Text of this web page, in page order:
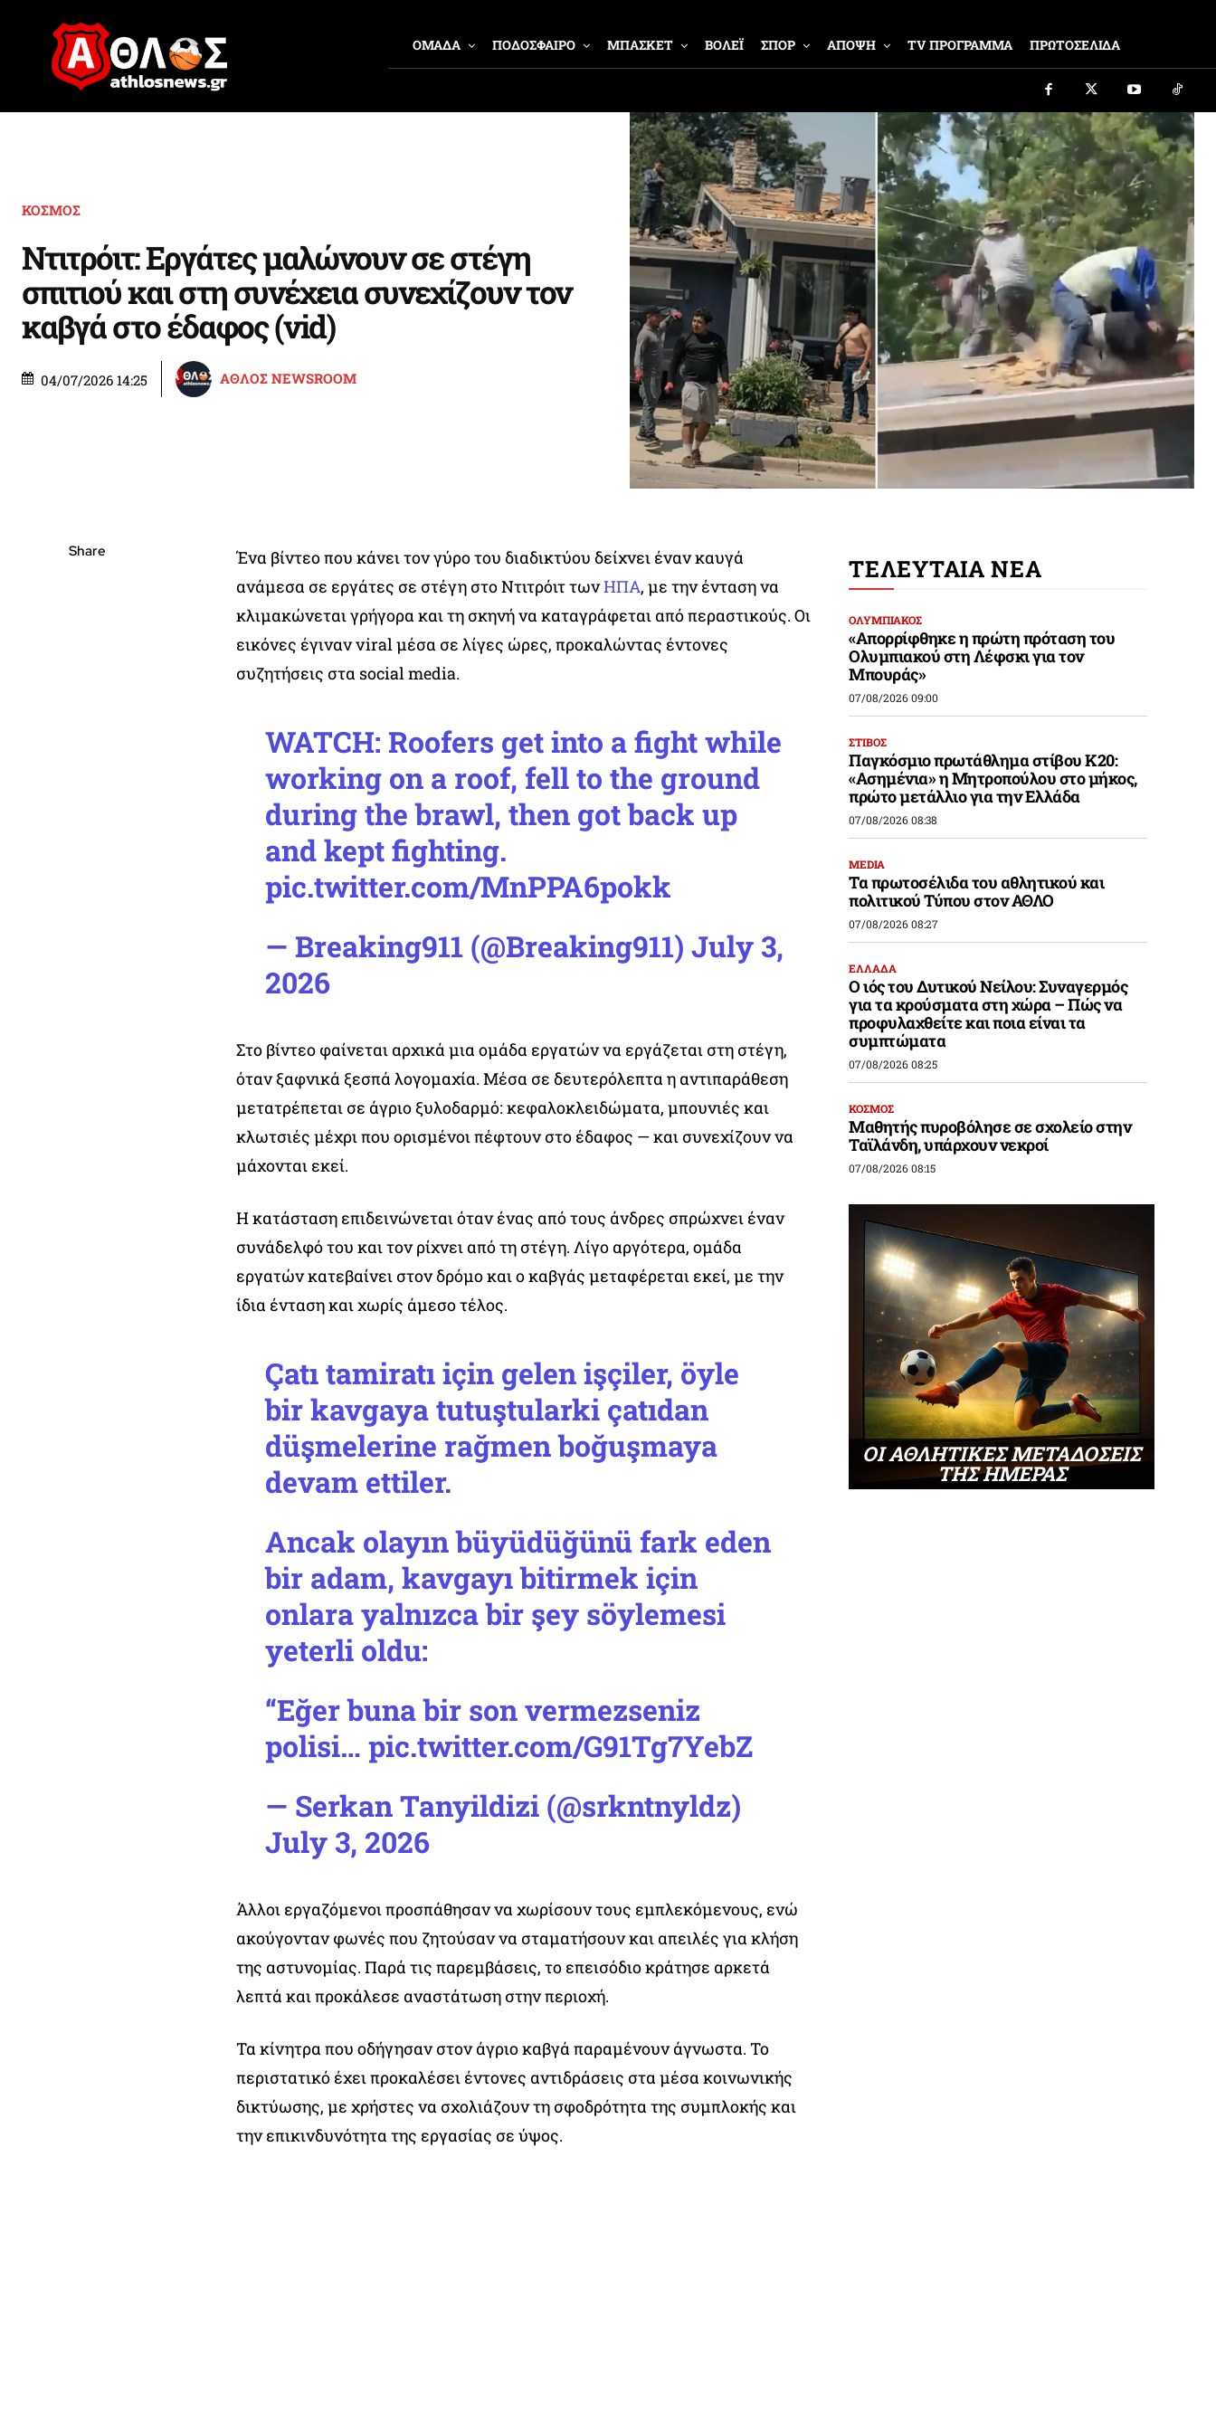
ΟΜΑΔΑ ΠΟΔΟΣΦΑΙΡΟ ΜΠΑΣΚΕΤ ΒΟΛΕΪ ΣΠΟΡ ΑΠΟΨΗ TV ΠΡΟΓΡΑΜΜΑ ΠΡΩΤΟΣΕΛΙΔΑ
ΚΟΣΜΟΣ
Ντιτρόιτ: Εργάτες μαλώνουν σε στέγη
σπιτιού και στη συνέχεια συνεχίζουν τον
καβγά στο έδαφος (vid)
04/07/2026 14:25 ΑΘΛΟΣ NEWSROOM
Share
Ένα βίντεο που κάνει τον γύρο του διαδικτύου δείχνει έναν καυγά
ανάμεσα σε εργάτες σε στέγη στο Ντιτρόιτ τωνΗΠΑ, με την ένταση να
κλιμακώνεται γρήγορα και τη σκηνή να καταγράφεται από περαστικούς. Οι
εικόνες έγιναν viral μέσα σε λίγες ώρες, προκαλώντας έντονες
συζητήσεις στα social media.
WATCH: Roofers get into a fight while
working on a roof, fell to the ground
during the brawl, then got back up
and kept fighting.
pic.twitter.com/MnPPA6pokk
— Breaking911 (@Breaking911) July 3,
2026
Στο βίντεο φαίνεται αρχικά μια ομάδα εργατών να εργάζεται στη στέγη,
όταν ξαφνικά ξεσπά λογομαχία. Μέσα σε δευτερόλεπτα η αντιπαράθεση
μετατρέπεται σε άγριο ξυλοδαρμό: κεφαλοκλειδώματα, μπουνιές και
κλωτσιές μέχρι που ορισμένοι πέφτουν στο έδαφος — και συνεχίζουν να
μάχονται εκεί.
Η κατάσταση επιδεινώνεται όταν ένας από τους άνδρες σπρώχνει έναν
συνάδελφό του και τον ρίχνει από τη στέγη. Λίγο αργότερα, ομάδα
εργατών κατεβαίνει στον δρόμο και ο καβγάς μεταφέρεται εκεί, με την
ίδια ένταση και χωρίς άμεσο τέλος.
Çatı tamiratı için gelen işçiler, öyle
bir kavgaya tutuştularki çatıdan
düşmelerine rağmen boğuşmaya
devam ettiler.
Ancak olayın büyüdüğünü fark eden
bir adam, kavgayı bitirmek için
onlara yalnızca bir şey söylemesi
yeterli oldu:
“Eğer buna bir son vermezseniz
polisi… pic.twitter.com/G91Tg7YebZ
— Serkan Tanyildizi (@srkntnyldz)
July 3, 2026
Άλλοι εργαζόμενοι προσπάθησαν να χωρίσουν τους εμπλεκόμενους, ενώ
ακούγονταν φωνές που ζητούσαν να σταματήσουν και απειλές για κλήση
της αστυνομίας. Παρά τις παρεμβάσεις, το επεισόδιο κράτησε αρκετά
λεπτά και προκάλεσε αναστάτωση στην περιοχή.
Τα κίνητρα που οδήγησαν στον άγριο καβγά παραμένουν άγνωστα. Το
περιστατικό έχει προκαλέσει έντονες αντιδράσεις στα μέσα κοινωνικής
δικτύωσης, με χρήστες να σχολιάζουν τη σφοδρότητα της συμπλοκής και
την επικινδυνότητα της εργασίας σε ύψος.
ΤΕΛΕΥΤΑΙΑ ΝΕΑ
ΟΛΥΜΠΙΑΚΟΣ
«Απορρίφθηκε η πρώτη πρόταση του
Ολυμπιακού στη Λέφσκι για τον
Μπουράς»
07/08/2026 09:00
ΣΤΙΒΟΣ
Παγκόσμιο πρωτάθλημα στίβου Κ20:
«Ασημένια» η Μητροπούλου στο μήκος,
πρώτο μετάλλιο για την Ελλάδα
07/08/2026 08:38
MEDIA
Τα πρωτοσέλιδα του αθλητικού και
πολιτικού Τύπου στον ΑΘΛΟ
07/08/2026 08:27
ΕΛΛΑΔΑ
Ο ιός του Δυτικού Νείλου: Συναγερμός
για τα κρούσματα στη χώρα – Πώς να
προφυλαχθείτε και ποια είναι τα
συμπτώματα
07/08/2026 08:25
ΚΟΣΜΟΣ
Μαθητής πυροβόλησε σε σχολείο στην
Ταϊλάνδη, υπάρχουν νεκροί
07/08/2026 08:15
ΟΙ ΑΘΛΗΤΙΚΕΣ ΜΕΤΑΔΟΣΕΙΣ
ΤΗΣ ΗΜΕΡΑΣ